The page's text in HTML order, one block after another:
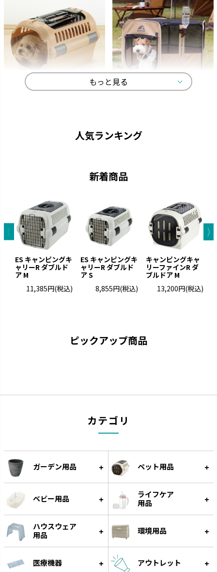
凹凸が少なくお手入れが簡単で
す。
猫と過ごすおしゃれ空間を演出
愛犬と一緒に遊べるコミュニケ
タイヤ素材で大満足の噛みごた
えです。
グルー
もっと見る
人気ランキング
新着商品
ES キャンピングキ
ャリーR ダブルド
ア M
11,385円(税込)
ES キャンピングキ
ャリーR ダブルド
ア S
8,855円(税込)
キャンピングキャ
リーファインR ダ
ブルドア M
13,200円(税込)
ピックアップ商品
カテゴリ
ガーデン用品 ペット用品
ベビー用品
ライフケア
用品
ハウスウェア
用品
環境用品
医療機器 アウトレット